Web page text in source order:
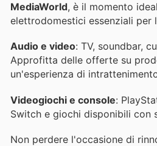
MediaWorld, è il momento
elettrodomestici essenziali per
Audio e video: TV, soundbar,
Approfitta delle offerte su
un'esperienza di
Videogiochi e console:
Switch e giochi disponibili con
Non perdere l'occasione di